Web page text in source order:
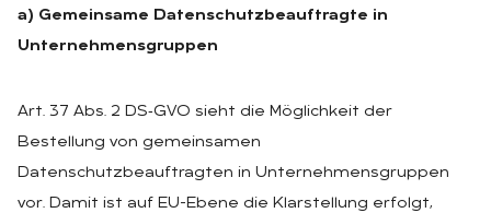
a) Gemeinsame Datenschutzbeauftragte in
Unternehmensgruppen
Art. 37 Abs. 2 DS‑GVO sieht die Möglichkeit der
Bestellung von gemeinsamen
Datenschutzbeauftragten in Unternehmensgruppen
vor. Damit ist auf EU-Ebene die Klarstellung erfolgt,